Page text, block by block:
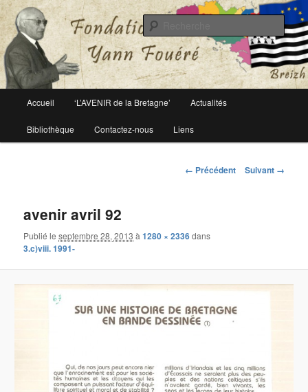
Fondation Yann Fouéré
Le site officiel de la fondation Yann Fouéré
principal
Aller
au
Accueil ‘L’AVENIR de la Bretagne’ Actualités
Bibliothèque Contactez-nous Liens
Navigation
← Précédent Suivant →
avenir avril 92
Publié leseptembre 28, 2013 à1280 × 2336dans
3.c)viii. 1991-